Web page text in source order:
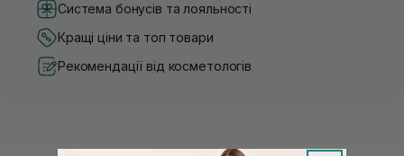
Система бонусів та лояльності
Кращі ціни та топ товари
Рекомендації від косметологів